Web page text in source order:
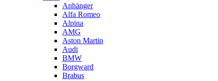
Anhänger
Alfa Romeo
Alpina
AMG
Aston Martin
Audi
BMW
Borgward
Brabus